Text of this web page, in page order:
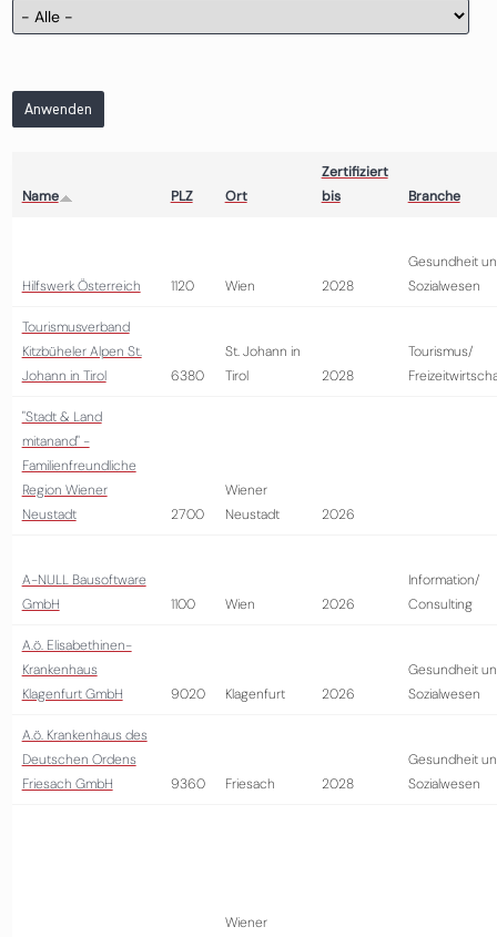
Anwenden
Name PLZ Ort
Zertifiziert
bis
Branche
Hilfswerk Österreich 1120 Wien 2028
Gesundheit
Sozialwesen
Tourismusverband
Kitzbüheler Alpen St.
Johann in Tirol
6380
St. Johann in
Tirol
2028
Tourismus/
"Stadt & Land
mitanand" -
Familienfreundliche
Region Wiener
Neustadt
2700
Wiener
Neustadt
2026
A-NULL Bausoftware
GmbH
1100 Wien 2026
Information/
Consulting
A.ö. Elisabethinen-
Krankenhaus
Klagenfurt GmbH
9020 Klagenfurt 2026
Gesundheit
Sozialwesen
A.ö. Krankenhaus des
Deutschen Ordens
Friesach GmbH
9360 Friesach 2028
Gesundheit
Sozialwesen
Wiener